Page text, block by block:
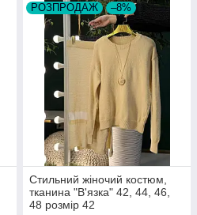
РОЗПРОДАЖ –8%
Стильний жіночий костюм,
тканина "В'язка" 42, 44, 46,
48 розмір 42